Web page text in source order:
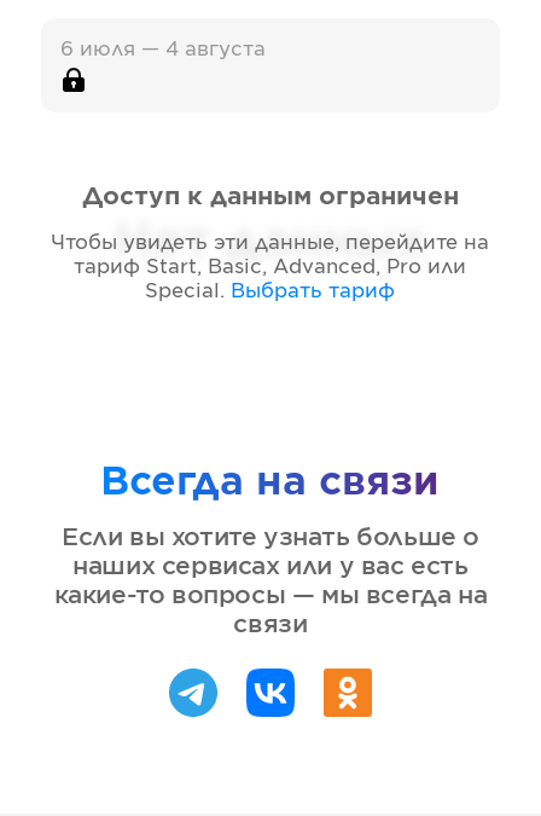
6 июля — 4 августа
Нет данных
Доступ к данным ограничен
Чтобы увидеть эти данные, перейдите на
тариф Start, Basic, Advanced, Pro или
Special . Выбрать тариф
Всегда на связи
Если вы хотите узнать больше о
наших сервисах или у вас есть
какие-то вопросы — мы всегда на
связи